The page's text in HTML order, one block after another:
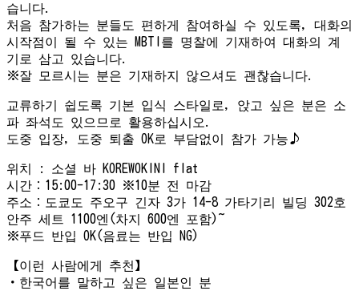
습니다.
처음 참가하는 분들도 편하게 참여하실 수 있도록, 대화의
시작점이 될 수 있는 MBTI를 명찰에 기재하여 대화의 계
기로 삼고 있습니다.
※잘 모르시는 분은 기재하지 않으셔도 괜찮습니다.
교류하기 쉽도록 기본 입식 스타일로, 앉고 싶은 분은 소
파 좌석도 있으므로 활용하십시오.
도중 입장, 도중 퇴출 OK로 부담없이 참가 가능♪
위치 : 소셜 바 KOREWOKINI flat
시간：15:00-17:30 ※10분 전 마감
주소：도쿄도 주오구 긴자 3가 14-8 가타기리 빌딩 302호
안주 세트 1100엔(차지 600엔 포함)~
※푸드 반입 OK(음료는 반입 NG)
【이런 사람에게 추천】
・한국어를 말하고 싶은 일본인 분